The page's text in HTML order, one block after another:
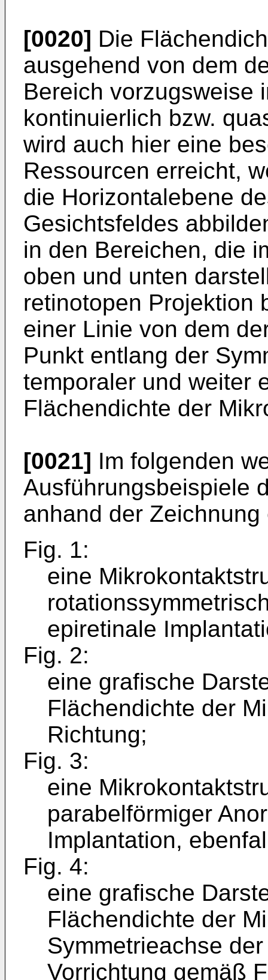
[0020] Die
ausgehend von dem
Bereich vorzugsweise
kontinuierlich bzw.
wird auch hier eine
Ressourcen erreicht,
die Horizontalebene
Gesichtsfeldes
in den Bereichen, die
oben und unten
retinotopen Projektion
einer Linie von dem
Punkt entlang der
temporaler und weiter
Flächendichte der
[0021] Im folgenden
Ausführungsbeispiele
anhand der
Fig. 1:
eine
epiretinale
Fig. 2:
eine grafische
Flächendichte der
Richtung;
Fig. 3:
eine
parabelförmiger
Implantation,
Fig. 4:
eine grafische
Flächendichte der
Symmetrieachse
Vorrichtung gemäß